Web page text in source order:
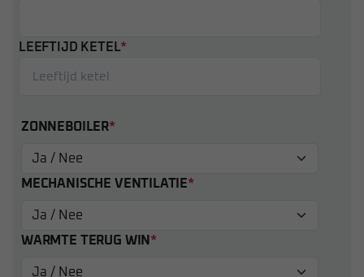
LEEFTIJD KETEL*
ZONNEBOILER*
MECHANISCHE VENTILATIE*
WARMTE TERUG WIN *